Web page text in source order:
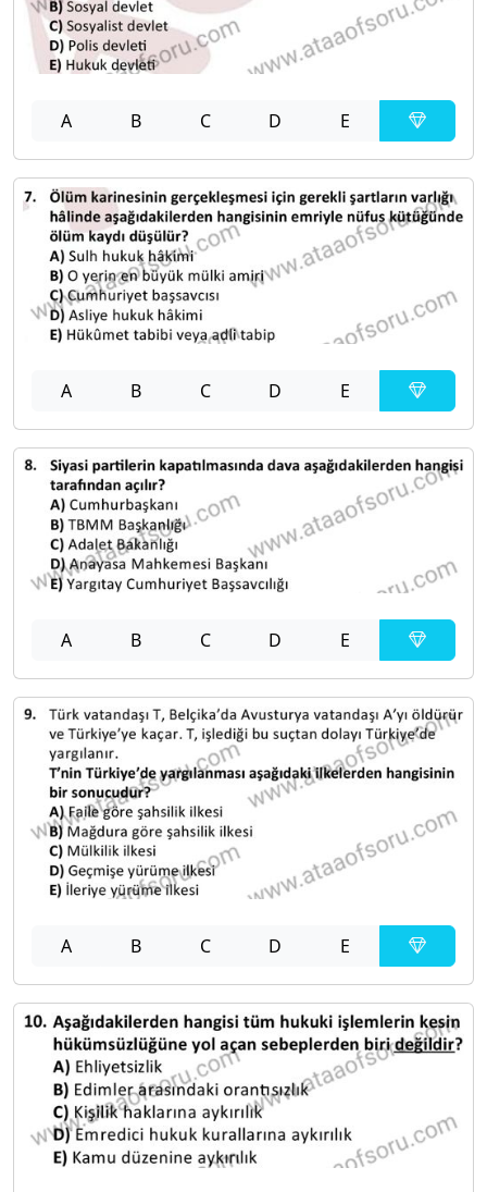
A B C D E
A B C D E
A B C D E
A B C D E